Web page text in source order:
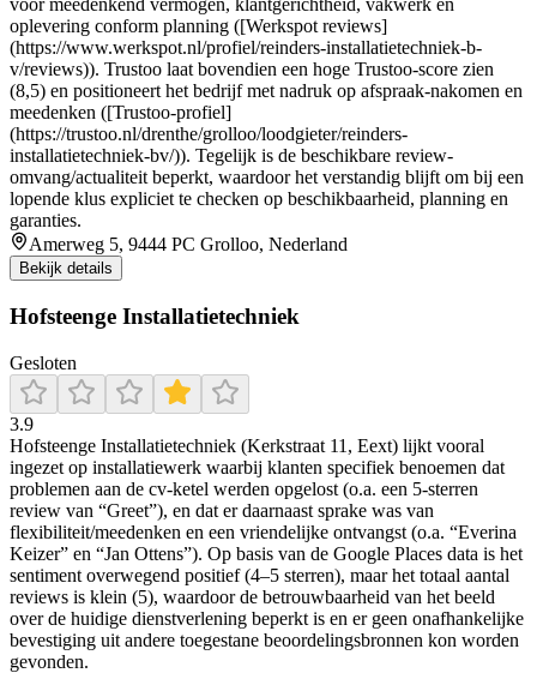
voor meedenkend vermogen, klantgerichtheid, vakwerk en
oplevering conform planning ([Werkspot reviews]
(https://www.werkspot.nl/profiel/reinders-installatietechniek-b-
v/reviews)). Trustoo laat bovendien een hoge Trustoo-score zien
(8,5) en positioneert het bedrijf met nadruk op afspraak-nakomen en
meedenken ([Trustoo-profiel]
(https://trustoo.nl/drenthe/grolloo/loodgieter/reinders-
installatietechniek-bv/)). Tegelijk is de beschikbare review-
omvang/actualiteit beperkt, waardoor het verstandig blijft om bij een
lopende klus expliciet te checken op beschikbaarheid, planning en
garanties.
Amerweg 5, 9444 PC Grolloo, Nederland
Bekijk details
Hofsteenge Installatietechniek
Gesloten
3.9
Hofsteenge Installatietechniek (Kerkstraat 11, Eext) lijkt vooral
ingezet op installatiewerk waarbij klanten specifiek benoemen dat
problemen aan de cv-ketel werden opgelost (o.a. een 5-sterren
review van “Greet”), en dat er daarnaast sprake was van
flexibiliteit/meedenken en een vriendelijke ontvangst (o.a. “Everina
Keizer” en “Jan Ottens”). Op basis van de Google Places data is het
sentiment overwegend positief (4–5 sterren), maar het totaal aantal
reviews is klein (5), waardoor de betrouwbaarheid van het beeld
over de huidige dienstverlening beperkt is en er geen onafhankelijke
bevestiging uit andere toegestane beoordelingsbronnen kon worden
gevonden.